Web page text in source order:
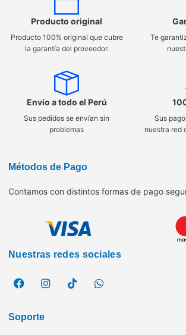
Producto original
Producto 100% original que cubre
la garantía del proveedor.
Te
Envío a todo el Perú
Sus pedidos se envían sin
problemas
Sus
nuestra red
Métodos de Pago
Contamos con distintos formas de pago
Nuestras redes sociales
Soporte